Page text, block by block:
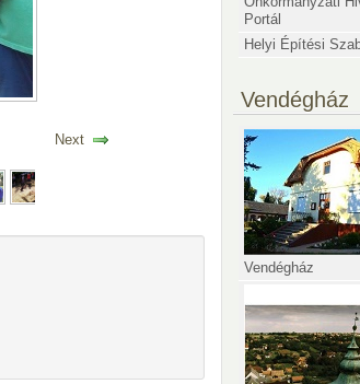
Portál
Helyi Építési
Vendégház
Vendégház
Next